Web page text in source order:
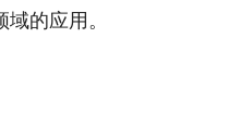
的应用。